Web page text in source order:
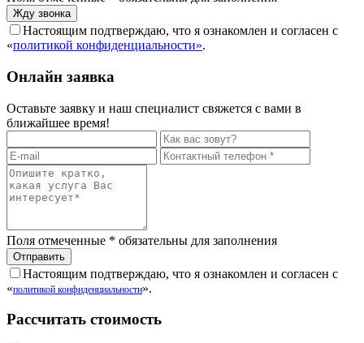
Настоящим подтверждаю, что я ознакомлен и согласен с
«политикой конфиденциальности».
Онлайн заявка
Оставьте заявку и наш специалист свяжется с вами в
ближайшее время!
Поля отмеченные * обязательны для заполнения
Настоящим подтверждаю, что я ознакомлен и согласен с
«политикой конфиденциальности».
Рассчитать стоимость